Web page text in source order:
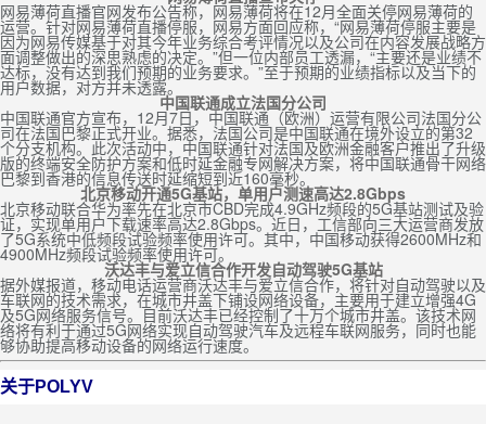
网易薄荷直播官网发布公告称，网易薄荷将在12月全面关停网易薄荷的
运营。针对网易薄荷直播停服，网易方面回应称，“网易薄荷停服主要是
因为网易传媒基于对其今年业务综合考评情况以及公司在内容发展战略方
面调整做出的深思熟虑的决定。”但一位内部员工透漏，“主要还是业绩不
达标，没有达到我们预期的业务要求。”至于预期的业绩指标以及当下的
用户数据，对方并未透露。
中国联通成立法国分公司
中国联通官方宣布，12月7日，中国联通（欧洲）运营有限公司法国分公
司在法国巴黎正式开业。据悉，法国公司是中国联通在境外设立的第32
个分支机构。此次活动中，中国联通针对法国及欧洲金融客户推出了升级
版的终端安全防护方案和低时延金融专网解决方案，将中国联通骨干网络
巴黎到香港的信息传送时延缩短到近160毫秒。
北京移动开通5G基站，单用户测速高达2.8Gbps
北京移动联合华为率先在北京市CBD完成4.9GHz频段的5G基站测试及验
证，实现单用户下载速率高达2.8Gbps。近日，工信部向三大运营商发放
了5G系统中低频段试验频率使用许可。其中，中国移动获得2600MHz和
4900MHz频段试验频率使用许可。
沃达丰与爱立信合作开发自动驾驶5G基站
据外媒报道，移动电话运营商沃达丰与爱立信合作，将针对自动驾驶以及
车联网的技术需求，在城市井盖下铺设网络设备，主要用于建立增强4G
及5G网络服务信号。目前沃达丰已经控制了十万个城市井盖。该技术网
络将有利于通过5G网络实现自动驾驶汽车及远程车联网服务，同时也能
够协助提高移动设备的网络运行速度。
关于POLYV